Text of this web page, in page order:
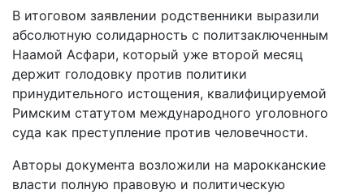
В итоговом заявлении родственники выразили
абсолютную солидарность с политзаключенным
Наамой Асфари, который уже второй месяц
держит голодовку против политики
принудительного истощения, квалифицируемой
Римским статутом международного уголовного
суда как преступление против человечности.
Авторы документа возложили на марокканские
власти полную правовую и политическую